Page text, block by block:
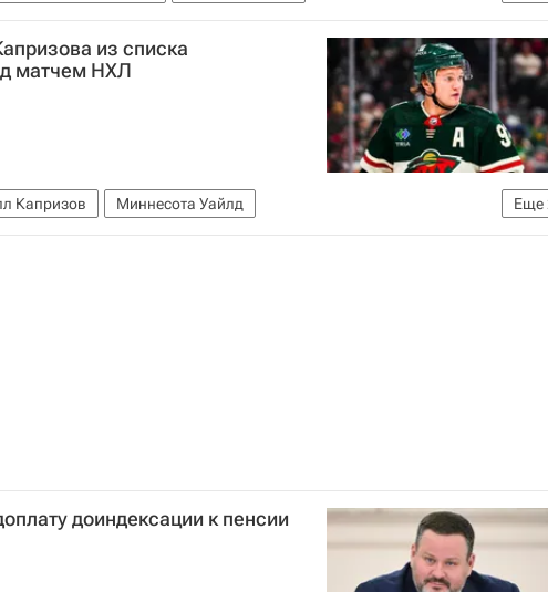
из списка
матчем НХЛ
Еще
Капризов
Миннесота Уайлд
(НХЛ)
Юта Маммот
доиндексации к пенсии